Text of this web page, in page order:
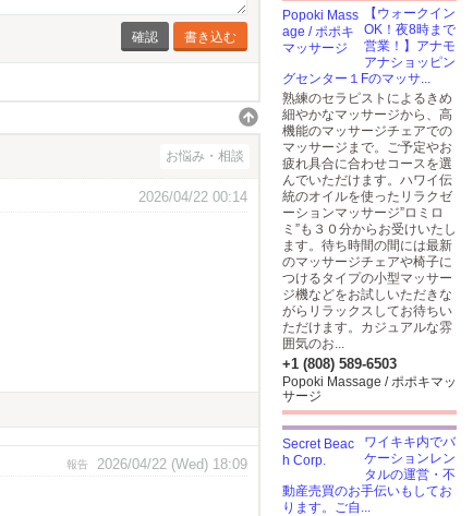
書き込む
お悩み・相談
2026/04/22 00:14
2026/04/22 (Wed) 18:09
報告
【ウォークイン
OK！夜8時まで
営業！】アナモ
アナショッピン
グセンター１Fのマッサ...
熟練のセラピストによるきめ
細やかなマッサージから、高
機能のマッサージチェアでの
マッサージまで。ご予定やお
疲れ具合に合わせコースを選
んでいただけます。ハワイ伝
統のオイルを使ったリラクゼ
ーションマッサージ”ロミロ
ミ”も３０分からお受けいたし
ます。待ち時間の間には最新
のマッサージチェアや椅子に
つけるタイプの小型マッサー
ジ機などをお試しいただきな
がらリラックスしてお待ちい
ただけます。カジュアルな雰
囲気のお...
+1 (808) 589-6503
Popoki Massage / ポポキマッ
サージ
ワイキキ内でバ
ケーションレン
タルの運営・不
動産売買のお手伝いもしてお
ります。ご自...